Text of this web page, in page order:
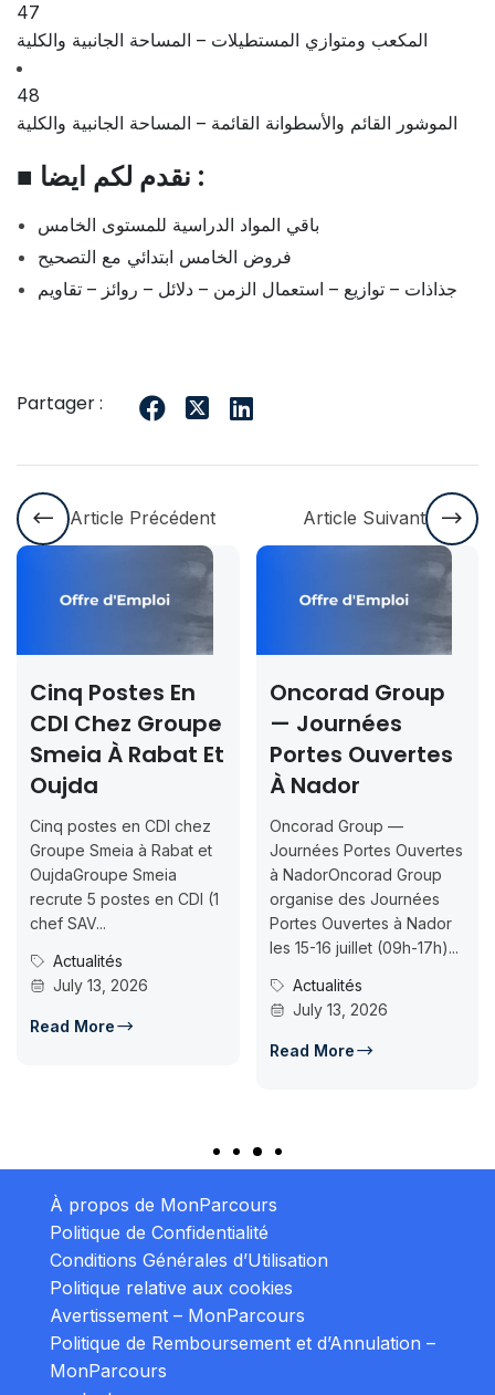
47
المكعب ومتوازي المستطيلات – المساحة الجانبية والكلية
48
الموشور القائم والأسطوانة القائمة – المساحة الجانبية والكلية
■ نقدم لكم ايضا :
باقي المواد الدراسية للمستوى الخامس
فروض الخامس ابتدائي مع التصحيح
جذاذات – توازيع – استعمال الزمن – دلائل – روائز – تقاويم
Partager :
Article Précédent Article Suivant
En
Groupe
Et
CDI chez
à Rabat et
en CDI (1
Oncorad Group
— Journées
Portes Ouvertes
Oncorad Group —
Journées Portes Ouvertes
à NadorOncorad Group
organise des Journées
Portes Ouvertes à Nador
les 15-16 juillet (09h-17h)...
Concours
Rabat &
2026-
Jusqu’au
07-18
Concours
Inscription
07-18ISMAC
d’accès en L1
À propos de MonParcours
Politique de Confidentialité
Conditions Générales d’Utilisation
Politique relative aux cookies
Avertissement – MonParcours
Politique de Remboursement et d’Annulation –
MonParcours